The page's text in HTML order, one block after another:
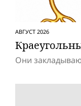
АВГУСТ 2026
Они